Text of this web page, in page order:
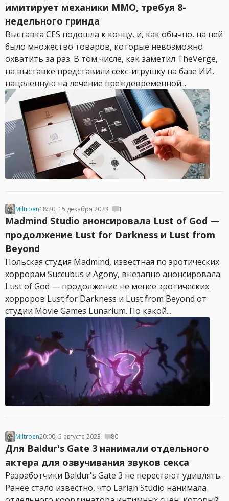
имитирует механики MMO, требуя 8-
недельного гринда
Выставка CES подошла к концу, и, как обычно, на ней
было множество товаров, которые невозможно
охватить за раз. В том числе, как заметил TheVerge,
на выставке представили секс-игрушку на базе ИИ,
нацеленную на лечение преждевременной...
Miltroen18:20, 15 декабря 2023 1
Madmind Studio анонсировала Lust of God —
продолжение Lust for Darkness и Lust from
Beyond
Польская студия Madmind, известная по эротических
хоррорам Succubus и Agony, внезапно анонсировала
Lust of God — продолжение не менее эротических
хорроров Lust for Darkness и Lust from Beyond от
студии Movie Games Lunarium. По какой...
Miltroen20:00, 5 августа 2023 80
Для Baldur's Gate 3 нанимали отдельного
актера для озвучивания звуков секса
Разработчики Baldur's Gate 3 не перестают удивлять.
Ранее стало известно, что Larian Studio нанимала